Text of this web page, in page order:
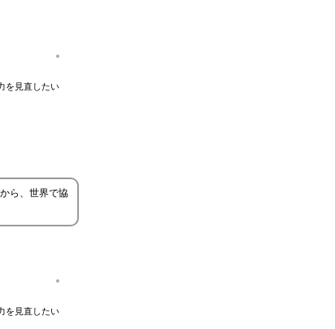
を見直したい
ら、世界で協
を見直したい